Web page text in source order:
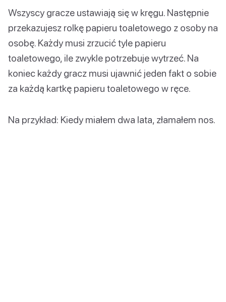
Wszyscy gracze ustawiają się w kręgu. Następnie
przekazujesz rolkę papieru toaletowego z osoby na
osobę. Każdy musi zrzucić tyle papieru
toaletowego, ile zwykle potrzebuje wytrzeć. Na
koniec każdy gracz musi ujawnić jeden fakt o sobie
za każdą kartkę papieru toaletowego w ręce.
Na przykład: Kiedy miałem dwa lata, złamałem nos.